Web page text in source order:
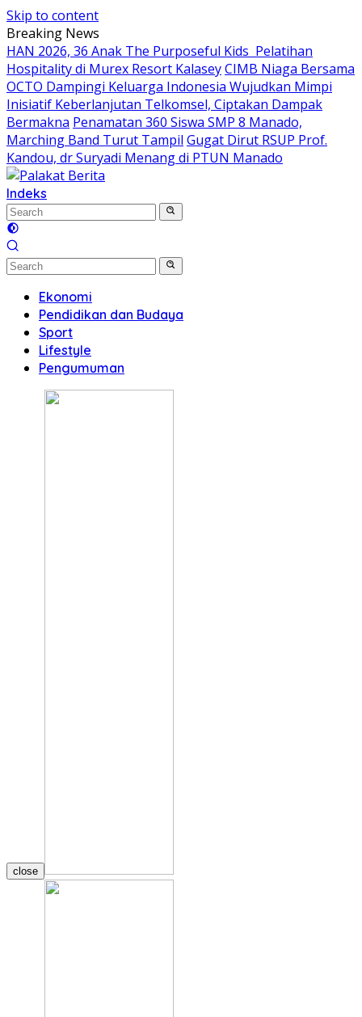
Skip to content
Breaking News
HAN 2026, 36 Anak The Purposeful Kids Pelatihan
Hospitality di Murex Resort KalaseyCIMB Niaga Bersama
OCTO Dampingi Keluarga Indonesia Wujudkan Mimpi
Inisiatif Keberlanjutan Telkomsel, Ciptakan Dampak
Bermakna Penamatan 360 Siswa SMP 8 Manado,
Marching Band Turut Tampil Gugat Dirut RSUP Prof.
Kandou, dr Suryadi Menang di PTUN Manado
Indeks
Ekonomi
Pendidikan dan Budaya
Sport
Lifestyle
Pengumuman
close